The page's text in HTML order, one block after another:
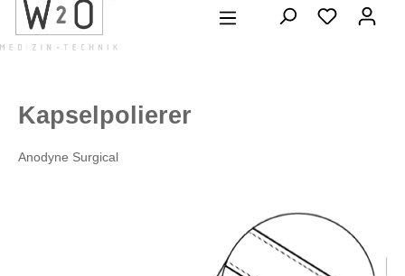
springen
Kapselpolierer
Anodyne Surgical